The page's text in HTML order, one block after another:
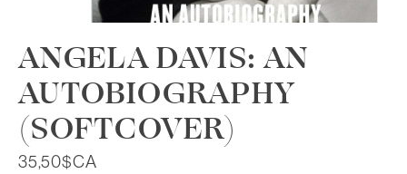
ANGELA DAVIS: AN
AUTOBIOGRAPHY
(SOFTCOVER)
35,50$CA